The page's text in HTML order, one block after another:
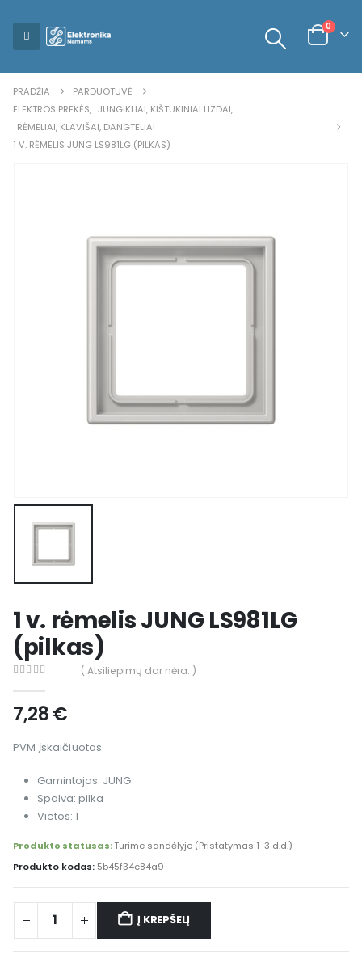
0
PRADŽIA
PARDUOTUVĖ
ELEKTROS PREKĖS, JUNGIKLIAI, KIŠTUKINIAI LIZDAI,
RĖMELIAI, KLAVIŠAI, DANGTELIAI
1 V. RĖMELIS JUNG LS981LG (PILKAS)
1 v. rėmelis JUNG LS981LG
(pilkas)
( Atsiliepimų dar nėra. )
7,28€
PVM įskaičiuotas
Gamintojas: JUNG
Spalva: pilka
Vietos: 1
Produkto statusas:Turime sandėlyje (Pristatymas 1-3 d.d.)
Produkto kodas: 5b45f34c84a9
Į KREPŠELĮ
Alternative: